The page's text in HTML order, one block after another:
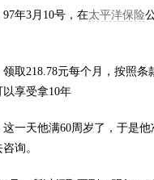
年3月10号，在太平洋保险
218.78元每个月，按照条
享受拿10年
天他满60周岁了，于是他
询。